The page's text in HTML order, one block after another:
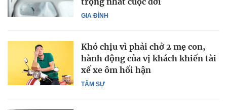
GIA ĐÌNH
TÂM SỰ
Khó chịu vì phải chở 2 mẹ con,
hành động của vị khách khiến tài
xế xe ôm hối hận